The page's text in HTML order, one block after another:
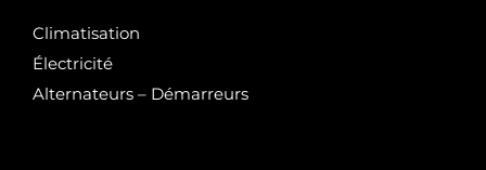
Climatisation
Électricité
Alternateurs – Démarreurs